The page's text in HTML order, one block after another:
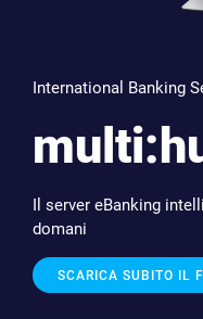
International Banking
Il server eBanking
domani
SCARICA SUBITO IL